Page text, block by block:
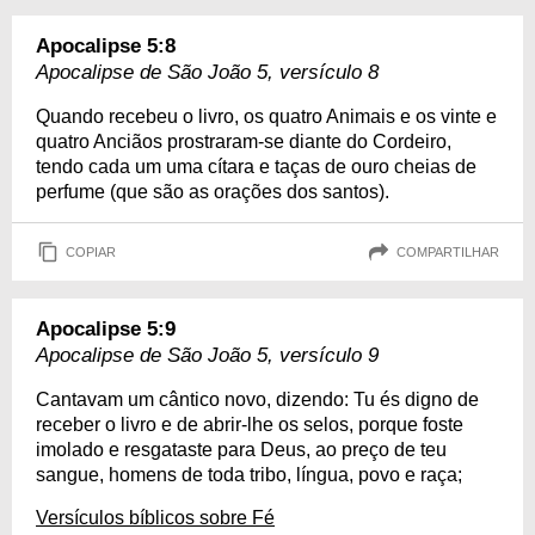
Apocalipse 5:8
Apocalipse de São João 5, versículo 8
Quando recebeu o livro, os quatro Animais e os vinte e
quatro Anciãos prostraram-se diante do Cordeiro,
tendo cada um uma cítara e taças de ouro cheias de
perfume (que são as orações dos santos).
COPIAR COMPARTILHAR
Apocalipse 5:9
Apocalipse de São João 5, versículo 9
Cantavam um cântico novo, dizendo: Tu és digno de
receber o livro e de abrir-lhe os selos, porque foste
imolado e resgataste para Deus, ao preço de teu
sangue, homens de toda tribo, língua, povo e raça;
Versículos bíblicos sobre Fé